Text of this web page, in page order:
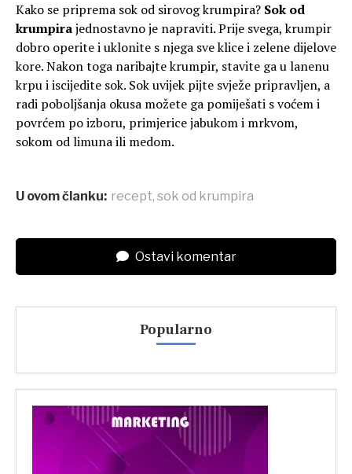
Kako se priprema sok od sirovog krumpira? Sok od
krumpirajednostavno je napraviti. Prije svega, krumpir
dobro operite i uklonite s njega sve klice i zelene dijelove
kore. Nakon toga naribajte krumpir, stavite ga u lanenu
krpu i iscijedite sok. Sok uvijek pijte svježe pripravljen, a
radi poboljšanja okusa možete ga pomiješati s voćem i
povrćem po izboru, primjerice jabukom i mrkvom,
sokom od limuna ili medom.
U ovom članku: recept, sok od krumpira
Ostavi komentar
Popularno